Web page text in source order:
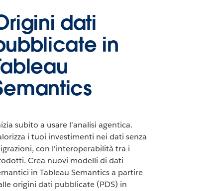
dati
in
subito a usare l'analisi agentica.
i tuoi investimenti nei dati senza
con l'interoperabilità tra i
Crea nuovi modelli di dati
in Tableau Semantics a partire
origini dati pubblicate (PDS) in